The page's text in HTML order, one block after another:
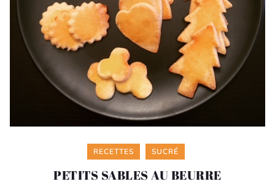
Categories
RECETTES SUCRÉ
PETITS SABLES AU BEURRE